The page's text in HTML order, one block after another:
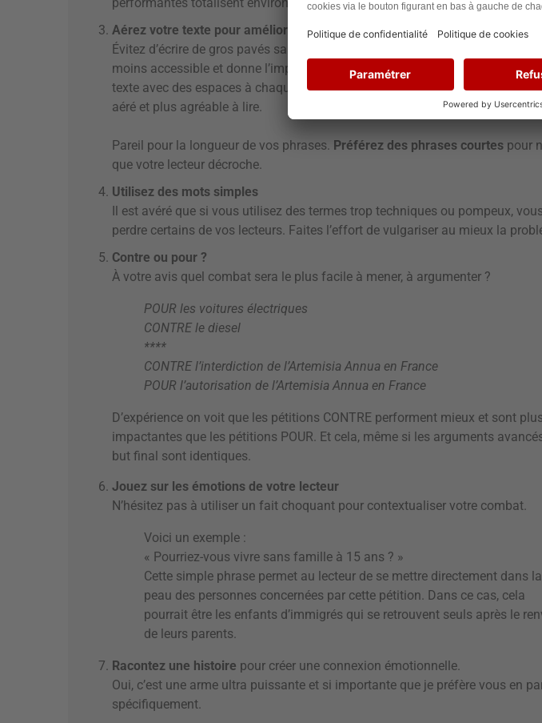
Aérez votre texte pour améliorer la lisibilité
Évitez d’écrire de gros pavés sans espace entre les paragraphes. Cela rend
moins accessible et donne l’impression qu’on n’y viendra pas à bout. Au
texte avec des espaces à chaque phrase ou au minimum après 5 phrases
aéré et plus agréable à lire.
Pareil pour la longueur de vos phrases. Préférez des phrases courtes pour
que votre lecteur décroche.
Utilisez des mots simples
Il est avéré que si vous utilisez des termes trop techniques ou pompeux,
perdre certains de vos lecteurs. Faites l’effort de vulgariser au mieux la
Contre ou pour ?
À votre avis quel combat sera le plus facile à mener, à argumenter ?
POUR les voitures électriques
CONTRE le diesel
****
CONTRE l’interdiction de l’Artemisia Annua en France
POUR l’autorisation de l’Artemisia Annua en France
D’expérience on voit que les pétitions CONTRE performent mieux et sont plus
impactantes que les pétitions POUR. Et cela, même si les arguments
but final sont identiques.
Jouez sur les émotions de votre lecteur
N’hésitez pas à utiliser un fait choquant pour contextualiser votre combat.
Voici un exemple :
« Pourriez-vous vivre sans famille à 15 ans ? »
Cette simple phrase permet au lecteur de se mettre directement dans la
peau des personnes concernées par cette pétition. Dans ce cas, cela
pourrait être les enfants d’immigrés qui se retrouvent seuls après le
de leurs parents.
Racontez une histoire pour créer une connexion émotionnelle.
Oui, c’est une arme ultra puissante et si importante que je préfère vous en
spécifiquement.